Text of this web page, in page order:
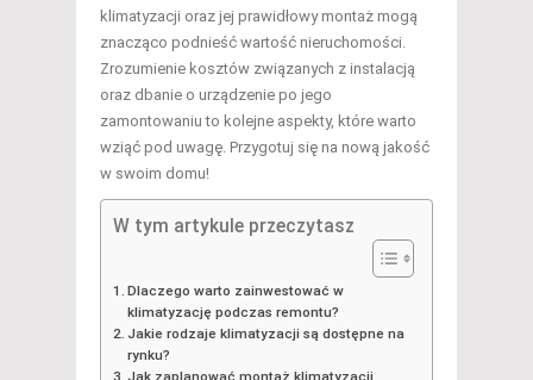
klimatyzacji oraz jej prawidłowy montaż mogą
znacząco podnieść wartość nieruchomości.
Zrozumienie kosztów związanych z instalacją
oraz dbanie o urządzenie po jego
zamontowaniu to kolejne aspekty, które warto
wziąć pod uwagę. Przygotuj się na nową jakość
w swoim domu!
W tym artykule przeczytasz
Dlaczego warto zainwestować w
klimatyzację podczas remontu?
Jakie rodzaje klimatyzacji są dostępne na
rynku?
Jak zaplanować montaż klimatyzacji